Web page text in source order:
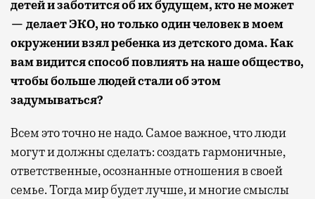
детей и заботится об их будущем, кто не может
— делает ЭКО, но только один человек в моем
окружении взял ребенка из детского дома. Как
вам видится способ повлиять на наше общество,
чтобы больше людей стали об этом
задумываться?
Всем это точно не надо. Самое важное, что люди
могут и должны сделать: создать гармоничные,
ответственные, осознанные отношения в своей
семье. Тогда мир будет лучше, и многие смыслы